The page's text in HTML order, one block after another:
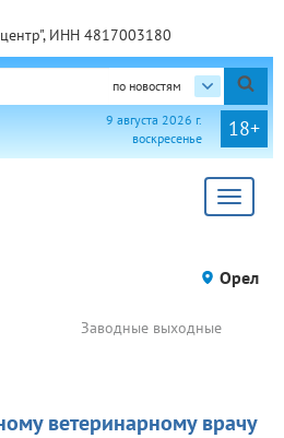
ИНН 4817003180
по новостям
18+
9 августа 2026 г.
воскресенье
Toggle
Орел
Заводные выходные
ветеринарному врачу